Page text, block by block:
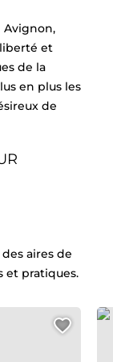
Avignon,
et
de la
en plus les
de
aires de
et pratiques.